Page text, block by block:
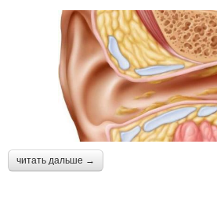
читать дальше →